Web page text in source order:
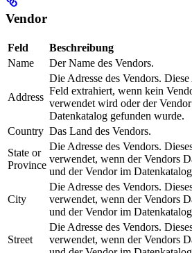
Vendor
Feld
Beschreibung
Name
Der Name des Vendors.
Address
Die Adresse des Vendors.
Feld extrahiert, wenn kein
verwendet wird oder der
Datenkatalog gefunden wurde.
Country Das Land des Vendors.
State or
Province
Die Adresse des Vendors.
verwendet, wenn der Vendors
und der Vendor im
City
Die Adresse des Vendors.
verwendet, wenn der Vendors
und der Vendor im
Street
Die Adresse des Vendors.
verwendet, wenn der Vendors